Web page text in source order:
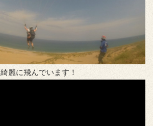
綺麗に飛んでいます！